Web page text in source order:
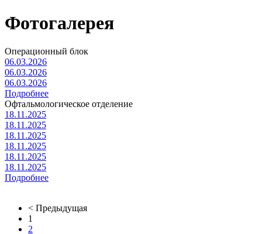
Фотогалерея
Операционный блок
06.03.2026
06.03.2026
06.03.2026
Подробнее
Офтальмологическое отделение
18.11.2025
18.11.2025
18.11.2025
18.11.2025
18.11.2025
18.11.2025
Подробнее
< Предыдущая
1
2